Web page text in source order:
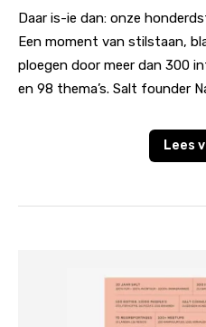
Daar is-ie dan: onze
Een moment van stilstaan,
ploegen door meer dan 300
en 98 thema’s. Salt founder
Lees